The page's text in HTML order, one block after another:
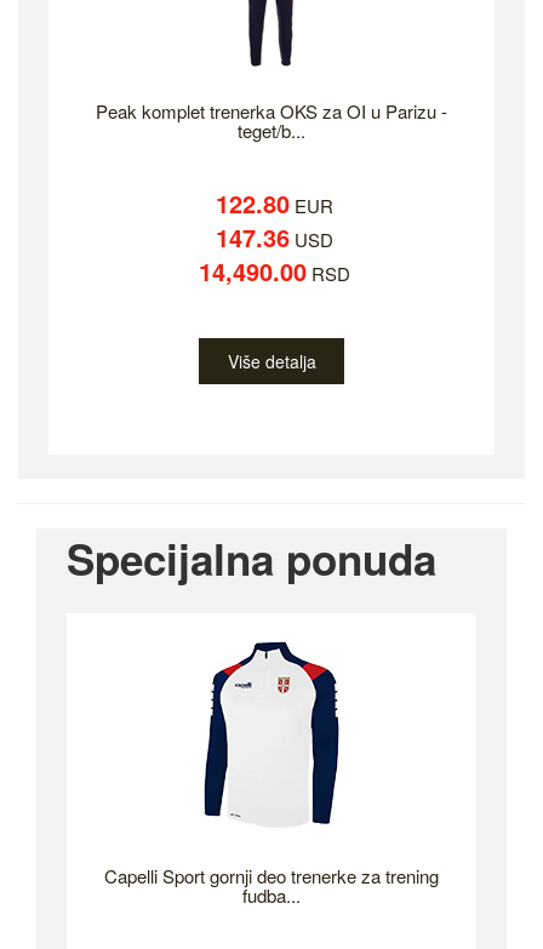
Peak komplet trenerka OKS za OI u Parizu -
teget/b...
122.80 EUR
147.36 USD
14,490.00 RSD
Više detalja
Specijalna ponuda
Capelli Sport gornji deo trenerke za trening
fudba...